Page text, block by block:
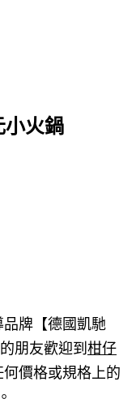
火鍋
牌【德國凱馳
朋友歡迎到 柑仔
價格或規格上的